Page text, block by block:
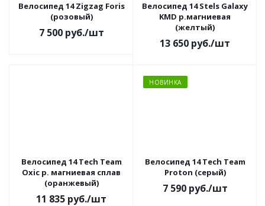
Велосипед 14 Zigzag Foris
(розовый)
7 500руб./шт
Велосипед 14 Stels Galaxy
KMD р.магниевая
(желтый)
13 650 руб./шт
Велосипед 14 Tech Team
Oxic р. магниевая сплав
(оранжевый)
11 835 руб./шт
НОВИНКА
Велосипед 14 Tech Team
Proton (серый)
7 590руб./шт